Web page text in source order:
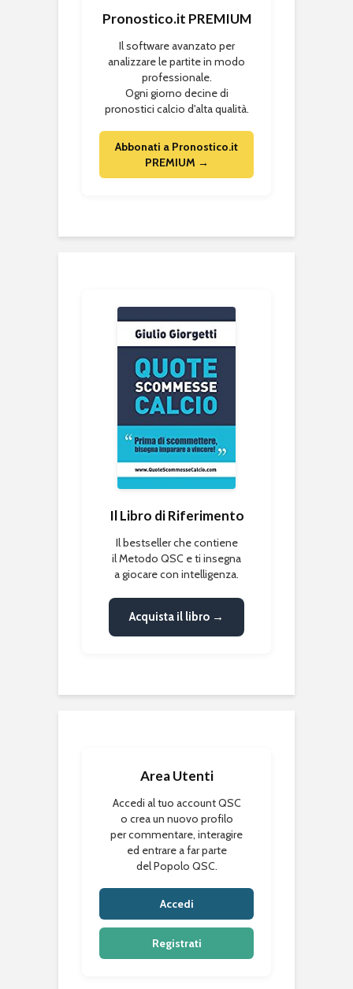
Pronostico.it PREMIUM
Il software avanzato per
analizzare le partite in modo
professionale.
Ogni giorno decine di
pronostici calcio d'alta qualità.
Abbonati a Pronostico.it
PREMIUM →
Il Libro di Riferimento
Il bestseller che contiene
il Metodo QSC e ti insegna
a giocare con intelligenza.
Acquista il libro →
Area Utenti
Accedi al tuo account QSC
o crea un nuovo profilo
per commentare, interagire
ed entrare a far parte
del Popolo QSC.
Accedi
Registrati